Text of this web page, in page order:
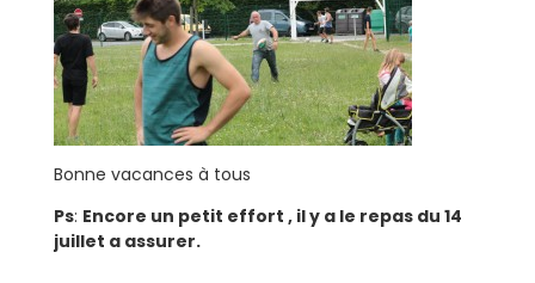
Bonne vacances à tous
Ps: Encore un petit effort , il y a le repas du 14
juillet a assurer.